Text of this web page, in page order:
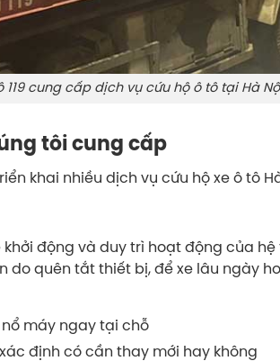
119 cung cấp dịch vụ cứu hộ ô tô tại Hà
tôi cung cấp
khai nhiều dịch vụ cứu hộ xe ô tô
động và duy trì hoạt động của hệ
do quên tắt thiết bị, để xe lâu ngày
máy ngay tại chỗ
định có cần thay mới hay không